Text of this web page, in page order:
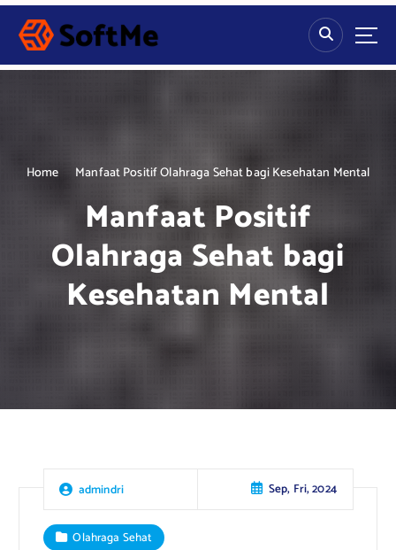
S
p
Home Manfaat Positif Olahraga Sehat bagi Kesehatan Mental
Manfaat Positif
Olahraga Sehat bagi
Kesehatan Mental
admindri Sep, Fri, 2024
Olahraga Sehat